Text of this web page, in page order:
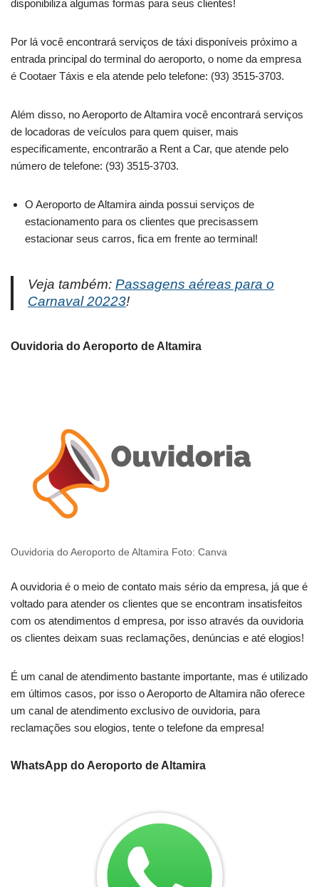
disponibiliza algumas formas para seus clientes!
Por lá você encontrará serviços de táxi disponíveis próximo a
entrada principal do terminal do aeroporto, o nome da empresa
é Cootaer Táxis e ela atende pelo telefone: (93) 3515-3703.
Além disso, no Aeroporto de Altamira você encontrará serviços
de locadoras de veículos para quem quiser, mais
especificamente, encontrarão a Rent a Car, que atende pelo
número de telefone: (93) 3515-3703.
O Aeroporto de Altamira ainda possui serviços de
estacionamento para os clientes que precisassem
estacionar seus carros, fica em frente ao terminal!
Veja também: Passagens aéreas para o
Carnaval 20223!
Ouvidoria do Aeroporto de Altamira
Ouvidoria do Aeroporto de Altamira Foto: Canva
A ouvidoria é o meio de contato mais sério da empresa, já que é
voltado para atender os clientes que se encontram insatisfeitos
com os atendimentos d empresa, por isso através da ouvidoria
os clientes deixam suas reclamações, denúncias e até elogios!
É um canal de atendimento bastante importante, mas é utilizado
em últimos casos, por isso o Aeroporto de Altamira não oferece
um canal de atendimento exclusivo de ouvidoria, para
reclamações sou elogios, tente o telefone da empresa!
WhatsApp do Aeroporto de Altamira